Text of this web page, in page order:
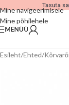
Mine navigeerimisele
Mine põhilehele
Tasuta
MENÜÜ
Esileht/Ehted/